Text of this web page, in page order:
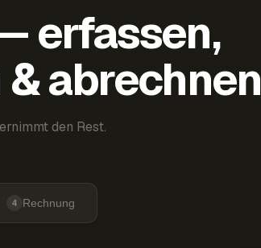
erfassen,
abrechnen
den Rest.
4 Rechnung